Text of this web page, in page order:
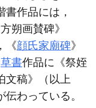
書作品には，
朔画賛碑》
《顔氏家廟碑》
草書作品に《祭姪
文稿》（以上
伝わっている。